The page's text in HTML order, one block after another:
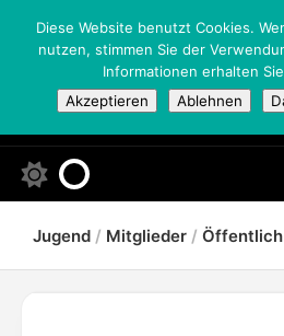
content
Jugend / Mitglieder / Öffentlich
Diese Website benutzt Cookies.
nutzen, stimmen Sie der
Informationen erhalten
Akzeptieren
Ablehnen